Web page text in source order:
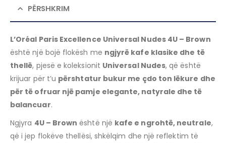
PËRSHKRIM
L’Oréal Paris Excellence Universal Nudes 4U – Brown
është një bojë flokësh me ngjyrë kafe klasike dhe të
thellë, pjesë e koleksionit Universal Nudes, që është
krijuar për t’u përshtatur bukur me çdo ton lëkure dhe
për të ofruar një pamje elegante, natyrale dhe të
balancuar.
Ngjyra 4U – Brown është një kafe e ngrohtë, neutrale,
që i jep flokëve thellësi, shkëlqim dhe një reflektim të